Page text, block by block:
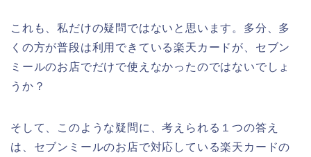
これも、私だけの疑問ではないと思います。多分、多
くの方が普段は利用できている楽天カードが、セブン
ミールのお店でだけで使えなかったのではないでしょ
うか？
そして、このような疑問に、考えられる１つの答え
は、セブンミールのお店で対応している楽天カードの